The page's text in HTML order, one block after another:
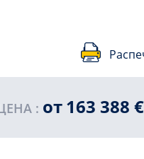
: от163 388 €